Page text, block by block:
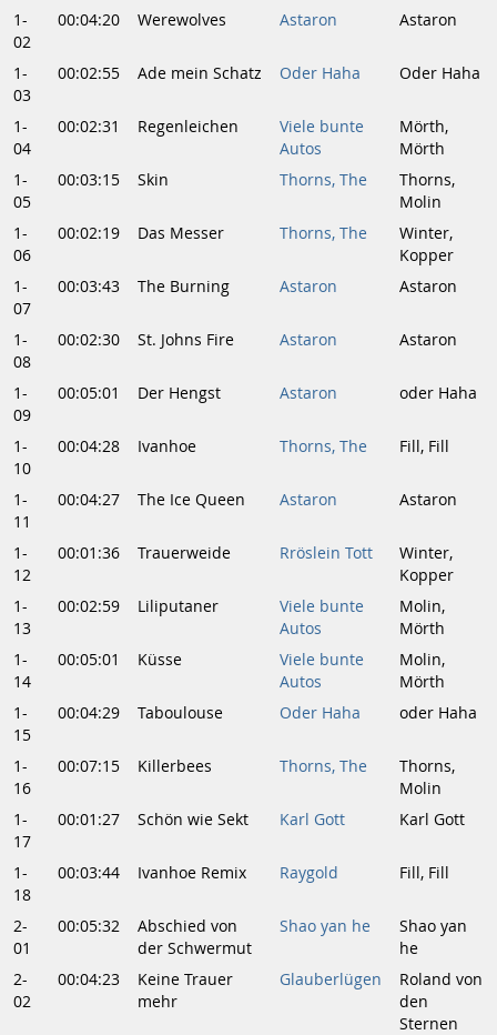
1-
02
00:04:20 Werewolves Astaron Astaron
1-
03
00:02:55 Ade mein Schatz Oder Haha Oder Haha
1-
04
00:02:31 Regenleichen
Viele bunte
Autos
Mörth,
Mörth
1-
05
00:03:15 Skin Thorns, The
Thorns,
Molin
1-
06
00:02:19 Das Messer Thorns, The
Winter,
Kopper
1-
07
00:03:43 The Burning Astaron Astaron
1-
08
00:02:30 St. Johns Fire Astaron Astaron
1-
09
00:05:01 Der Hengst Astaron oder Haha
1-
10
00:04:28 Ivanhoe Thorns, The Fill, Fill
1-
11
00:04:27 The Ice Queen Astaron Astaron
1-
12
00:01:36 Trauerweide Rröslein Tott
Winter,
Kopper
1-
13
00:02:59 Liliputaner
Viele bunte
Autos
Molin,
Mörth
1-
14
00:05:01 Küsse
Viele bunte
Autos
Molin,
Mörth
1-
15
00:04:29 Taboulouse Oder Haha oder Haha
1-
16
00:07:15 Killerbees Thorns, The
Thorns,
Molin
1-
17
00:01:27 Schön wie Sekt Karl Gott Karl Gott
1-
18
00:03:44 Ivanhoe Remix Raygold Fill, Fill
2-
01
00:05:32
Abschied von
der Schwermut
Shao yan he
Shao yan
he
2-
02
00:04:23
Keine Trauer
mehr
Glauberlügen
Roland von
den
Sternen